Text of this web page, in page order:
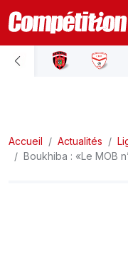
ACCUEIL
LIGUE 2
Accueil Actualités
Boukhiba : «Le MOB